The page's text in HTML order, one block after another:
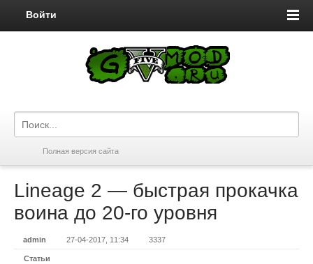
Войти
Полная версия сайта
Lineage 2 — быстрая прокачка
воина до 20-го уровня
admin 27-04-2017, 11:34 3337
Статьи